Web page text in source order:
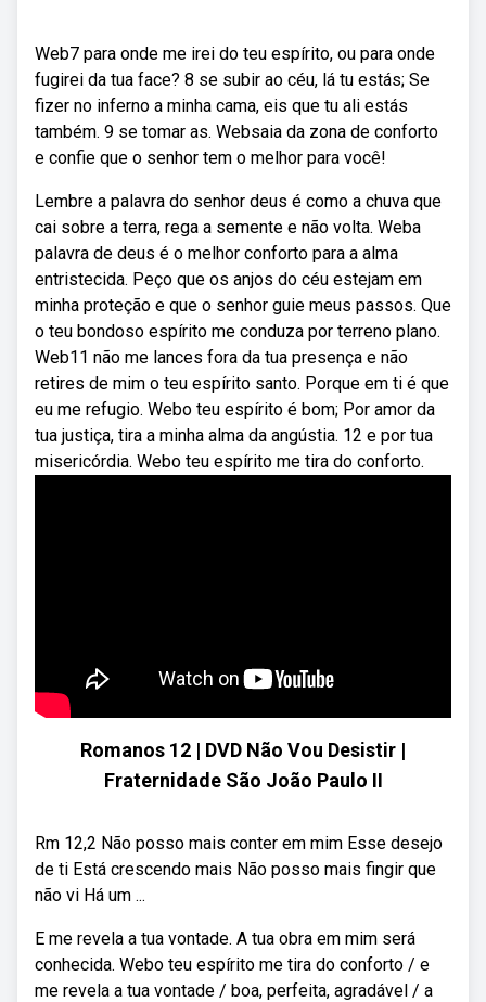
Web7 para onde me irei do teu espírito, ou para onde
fugirei da tua face? 8 se subir ao céu, lá tu estás; Se
fizer no inferno a minha cama, eis que tu ali estás
também. 9 se tomar as. Websaia da zona de conforto
e confie que o senhor tem o melhor para você!
Lembre a palavra do senhor deus é como a chuva que
cai sobre a terra, rega a semente e não volta. Weba
palavra de deus é o melhor conforto para a alma
entristecida. Peço que os anjos do céu estejam em
minha proteção e que o senhor guie meus passos. Que
o teu bondoso espírito me conduza por terreno plano.
Web11 não me lances fora da tua presença e não
retires de mim o teu espírito santo. Porque em ti é que
eu me refugio. Webo teu espírito é bom; Por amor da
tua justiça, tira a minha alma da angústia. 12 e por tua
misericórdia. Webo teu espírito me tira do conforto.
Romanos 12 | DVD Não Vou Desistir |
Fraternidade São João Paulo II
Rm 12,2 Não posso mais conter em mim Esse desejo
de ti Está crescendo mais Não posso mais fingir que
não vi Há um ...
E me revela a tua vontade. A tua obra em mim será
conhecida. Webo teu espírito me tira do conforto / e
me revela a tua vontade / boa, perfeita, agradável / a